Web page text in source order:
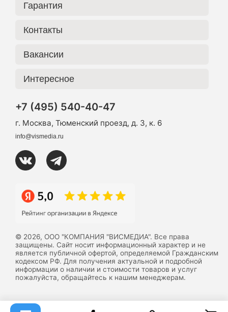
Гарантия
Контакты
Вакансии
Интересное
+7 (495) 540-40-47
г. Москва, Тюменский проезд, д. 3, к. 6
info@vismedia.ru
© 2026, ООО "КОМПАНИЯ "ВИСМЕДИА". Все права
защищены. Сайт носит информационный характер и не
является публичной офертой, определяемой Гражданским
кодексом РФ. Для получения актуальной и подробной
информации о наличии и стоимости товаров и услуг
пожалуйста, обращайтесь к нашим менеджерам.